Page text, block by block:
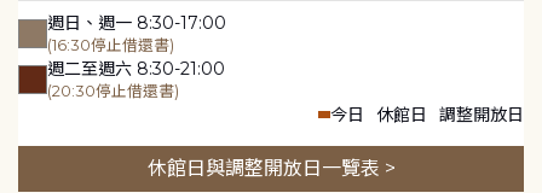
週日、週一 8:30-17:00
(16:30停止借還書)
週二至週六 8:30-21:00
(20:30停止借還書)
今日 休館日 調整開放日
休館日與調整開放日一覽表 >